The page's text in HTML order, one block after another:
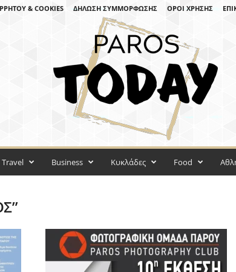
& COOKIES ΔΉΛΩΣΗ ΣΥΜΜΌΡΦΩΣΗΣ ΌΡΟΙ ΧΡΉΣΗΣ
Travel Business Κυκλάδες Food